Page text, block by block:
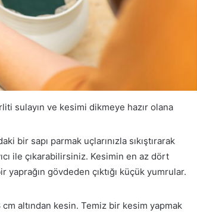
sulayın ve kesimi dikmeye hazır olana
bir sapı parmak uçlarınızla sıkıştırarak
ile çıkarabilirsiniz. Kesimin en az dört
gövdeden çıktığı küçük yumrular.
cm altından kesin. Temiz bir kesim yapmak